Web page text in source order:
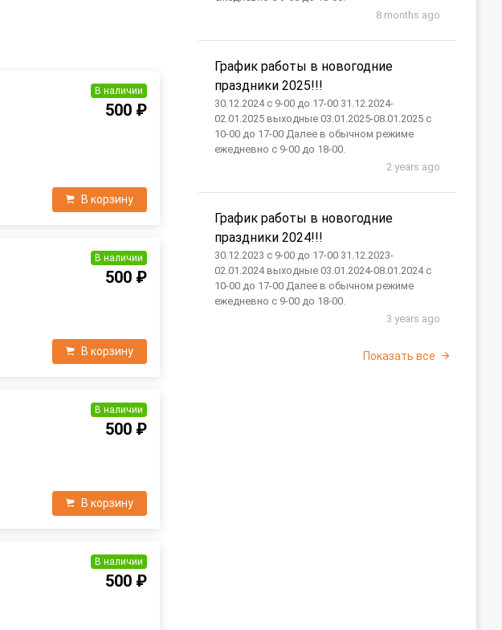
В наличии
500 ₽
В корзину
В наличии
500 ₽
В корзину
В наличии
500 ₽
В корзину
В наличии
500 ₽
8 months ago
График работы в новогодние
праздники 2025!!!
30.12.2024 с 9-00 до 17-00 31.12.2024-
02.01.2025 выходные 03.01.2025-08.01.2025 с
10-00 до 17-00 Далее в обычном режиме
ежедневно с 9-00 до 18-00.
2 years ago
График работы в новогодние
праздники 2024!!!
30.12.2023 с 9-00 до 17-00 31.12.2023-
02.01.2024 выходные 03.01.2024-08.01.2024 с
10-00 до 17-00 Далее в обычном режиме
ежедневно с 9-00 до 18-00.
3 years ago
Показать все